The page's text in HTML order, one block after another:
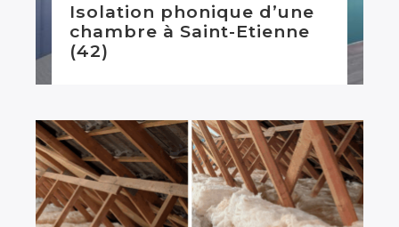
Isolation phonique d’une
chambre à Saint-Etienne
(42)